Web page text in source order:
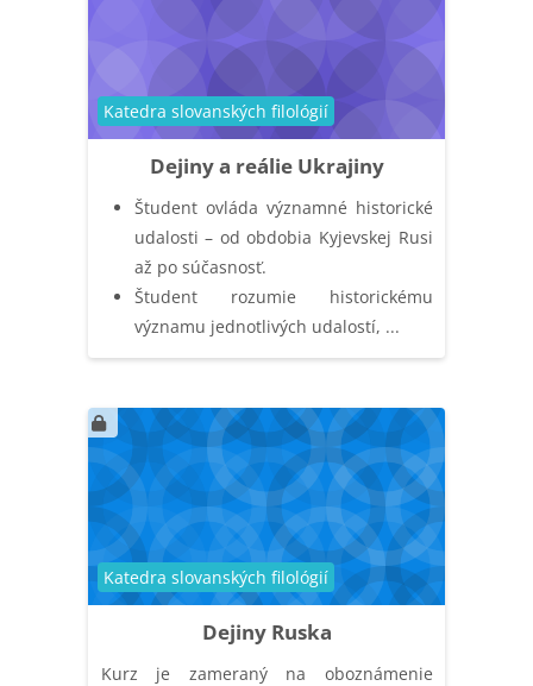
Dejiny a reálie Ukrajiny
Catégorie de cours
Katedra slovanských filológií
Študent ovláda významné historické
udalosti – od obdobia Kyjevskej Rusi
až po súčasnosť.
Študent rozumie historickému
významu jednotlivých udalostí, ...
Dejiny Ruska
Catégorie de cours
Katedra slovanských filológií
Kurz je zameraný na oboznámenie